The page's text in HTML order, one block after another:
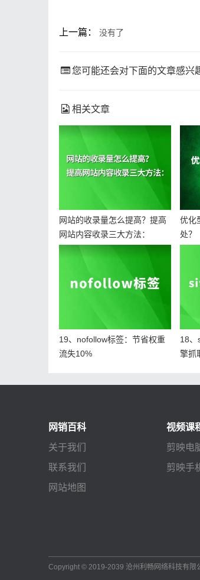
上一篇： 没有了
您可能还会对下面的文章感兴
相关文章
网站的收录量怎么提高？提高
网站内容收录三大方法：
优化
处？
19、nofollow标签：节省权重
流失10%
18、
擎抓
网销百科
关于我们
联系我们
网站地图
视频课
剪映电
剪映手
Copyright © 2019-2039 沧州利畅网络科技有限